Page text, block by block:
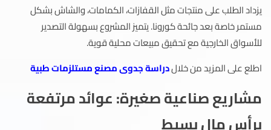
يزداد الطلب على منتجات مثل القفازات، الكمامات، والشاش بشكل
مستمر خاصة بعد جائحة كورونا. يتميز المشروع بسهولة التصدير
للأسواق الخارجية مع تحقيق مبيعات محلية قوية.
اطلع على المزيد من خلالدراسة جدوى مصنع مستلزمات طبية
مشاريع صناعية صغيرة: عوائد مرتفعة
برأس مال بسيط